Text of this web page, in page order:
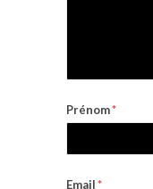
Prénom*
Email*